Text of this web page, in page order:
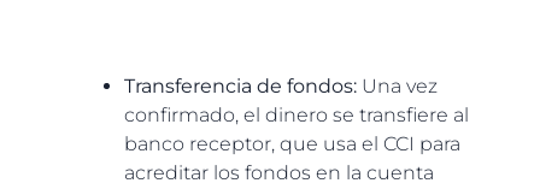
Transferencia de fondos: Una vez
confirmado, el dinero se transfiere al
banco receptor, que usa el CCI para
acreditar los fondos en la cuenta